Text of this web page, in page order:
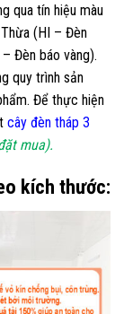
qua tín hiệu màu
(HI – Đèn
Đèn báo vàng).
quy trình sản
Để thực hiện
cây đèn tháp 3
mua).
kích thước: